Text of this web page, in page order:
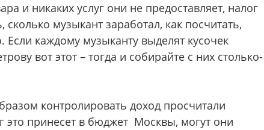
и никаких услуг они не предоставляет, налог
музыкант заработал, как посчитать,
каждому музыканту выделят кусочек
вот этот – тогда и собирайте с них столько-
контролировать доход просчитали
это принесет в бюджет Москвы, могут они